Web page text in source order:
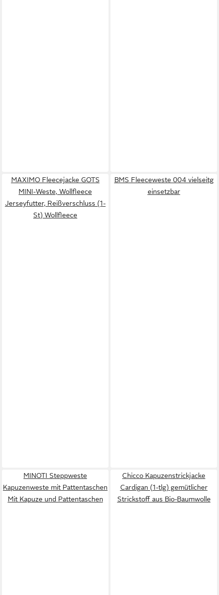
MAXIMO Fleecejacke GOTS
MINI-Weste, Wollfleece
Jerseyfutter, Reißverschluss (1-
St) Wollfleece
BMS Fleeceweste 004 vielseitg
einsetzbar
MINOTI Steppweste
Kapuzenweste mit Pattentaschen
Mit Kapuze und Pattentaschen
Chicco Kapuzenstrickjacke
Cardigan (1-tlg) gemütlicher
Strickstoff aus Bio-Baumwolle